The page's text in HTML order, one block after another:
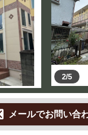
2/5
メールでお問い合